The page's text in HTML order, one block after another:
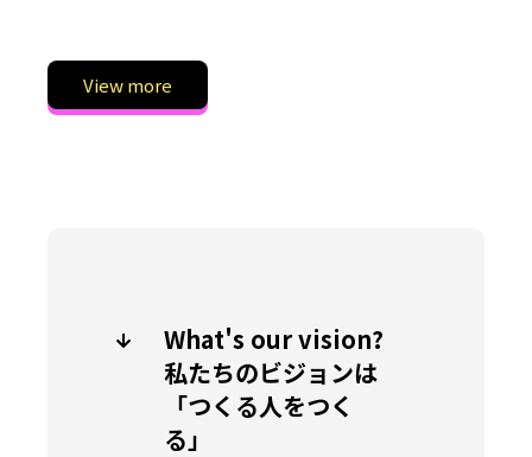
View more
What's our vision?
私たちのビジョンは
「つくる人をつく
る」